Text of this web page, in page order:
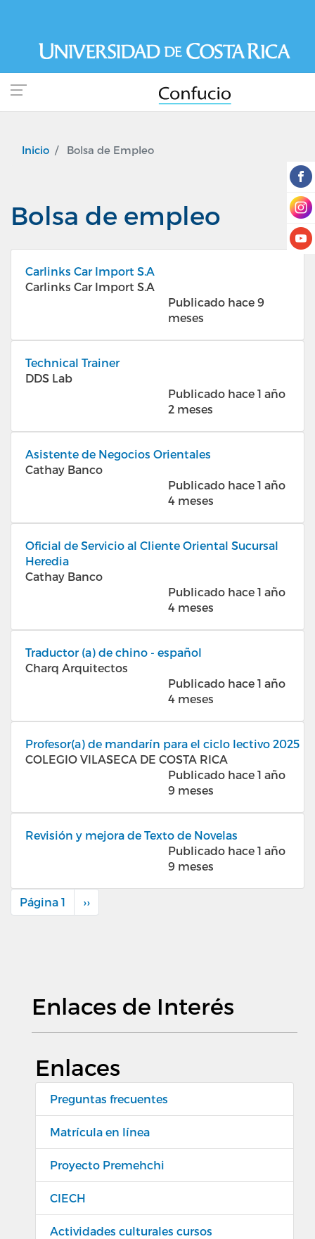
contenido
principal
Inicio Bolsa de Empleo
Bolsa de empleo
Carlinks Car Import S.A
Carlinks Car Import S.A
Publicado hace 9
meses
Technical Trainer
DDS Lab
Publicado hace 1 año
2 meses
Asistente de Negocios Orientales
Cathay Banco
Publicado hace 1 año
4 meses
Oficial de Servicio al Cliente Oriental Sucursal
Heredia
Cathay Banco
Publicado hace 1 año
4 meses
Traductor (a) de chino - español
Charq Arquitectos
Publicado hace 1 año
4 meses
Profesor(a) de mandarín para el ciclo lectivo 2025
COLEGIO VILASECA DE COSTA RICA
Publicado hace 1 año
9 meses
Revisión y mejora de Texto de Novelas
Publicado hace 1 año
9 meses
Paginación
Página 1
Siguiente
página
››
Enlaces de Interés
Enlaces
Preguntas frecuentes
Matrícula en línea
Proyecto Premehchi
CIECH
Actividades culturales cursos